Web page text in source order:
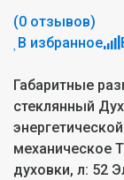
(0 отзывов)
В избранное
Габаритные
стеклянный
механическое
духовки, л: 52